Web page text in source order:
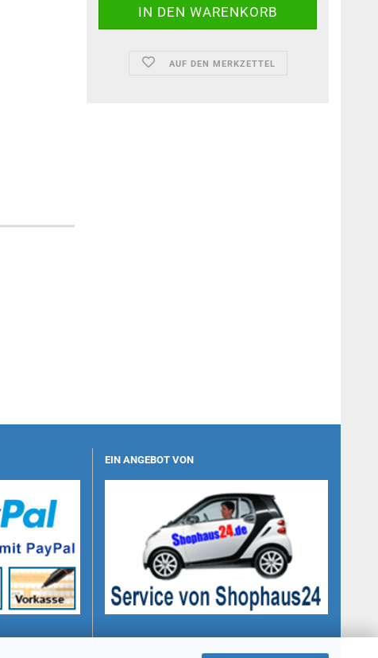
AUF DEN MERKZETTEL
EIN ANGEBOT VON